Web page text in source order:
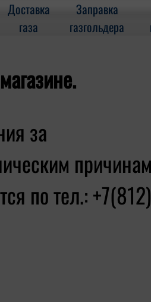
Доставка
газа
Заправка
газгольдера
за
по тел.: +7(812)